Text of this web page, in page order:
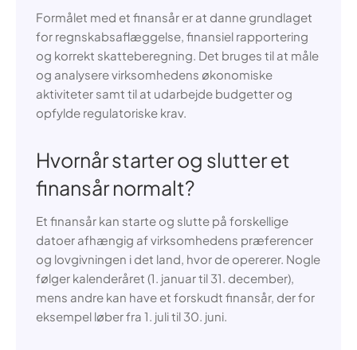
Formålet med et finansår er at danne grundlaget
for regnskabsaflæggelse, finansiel rapportering
og korrekt skatteberegning. Det bruges til at måle
og analysere virksomhedens økonomiske
aktiviteter samt til at udarbejde budgetter og
opfylde regulatoriske krav.
Hvornår starter og slutter et
finansår normalt?
Et finansår kan starte og slutte på forskellige
datoer afhængig af virksomhedens præferencer
og lovgivningen i det land, hvor de opererer. Nogle
følger kalenderåret (1. januar til 31. december),
mens andre kan have et forskudt finansår, der for
eksempel løber fra 1. juli til 30. juni.